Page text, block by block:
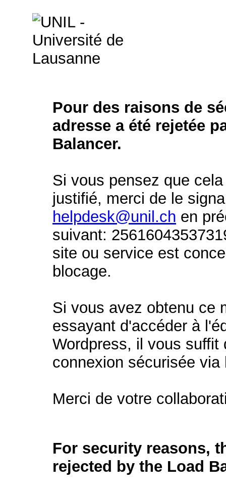
Pour des raisons de
adresse a été rejetée
Balancer.
Si vous pensez que
justifié, merci de le
helpdesk@unil.ch en
suivant:
site ou service est
blocage.
Si vous avez obtenu ce
essayant d'accéder à
Wordpress, il vous suffit
connexion sécurisée
Merci de votre
For security reasons,
rejected by the Load